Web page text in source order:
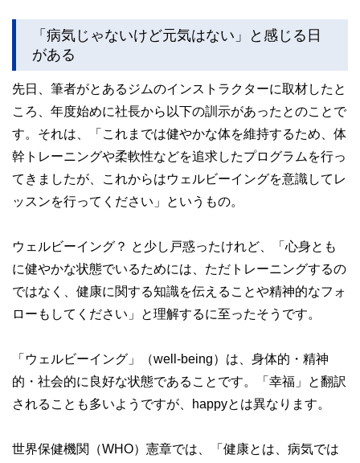
「病気じゃないけど元気はない」と感じる日
がある
先日、筆者がとあるジムのインストラクターに取材したと
ころ、年度始めに社長から以下の訓示があったとのことで
す。それは、「これまでは健やかな体を維持するため、体
幹トレーニングや柔軟性などを追求したプログラムを行っ
てきましたが、これからはウェルビーイングを意識してレ
ッスンを行ってください」というもの。
ウェルビーイング？ と少し戸惑ったけれど、「心身とも
に健やかな状態でいるためには、ただトレーニングするの
ではなく、健康に関する知識を伝えることや精神的なフォ
ローもしてください」と理解するに至ったそうです。
「ウェルビーイング」（well-being）は、身体的・精神
的・社会的に良好な状態であることです。「幸福」と翻訳
されることも多いようですが、happyとは異なります。
世界保健機関（WHO）憲章では、「健康とは、病気では